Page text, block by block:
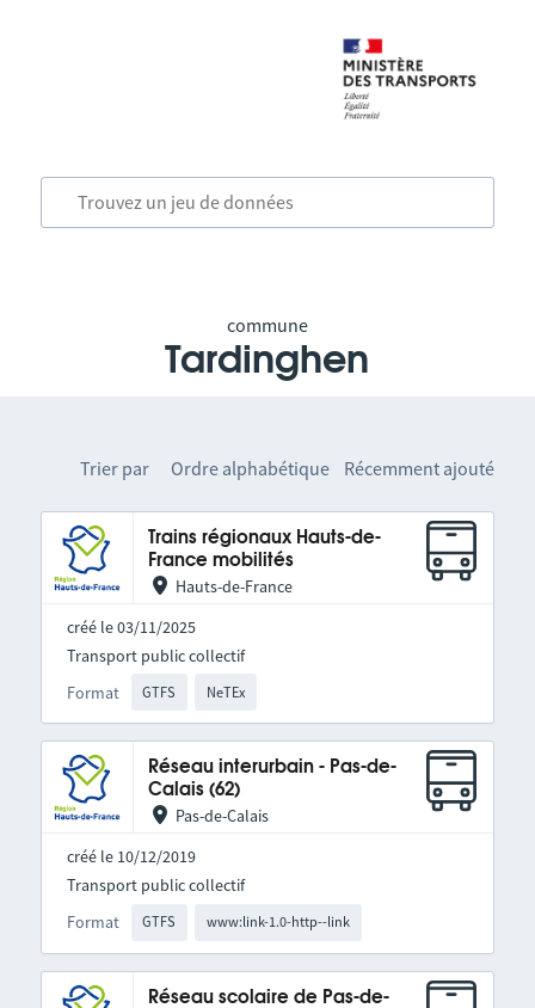
commune
Tardinghen
Trier par Ordre alphabétique Récemment ajouté
Trains régionaux Hauts-de-
France mobilités
Hauts-de-France
créé le 03/11/2025
Format GTFS NeTEx
Transport public collectif
Réseau interurbain - Pas-de-
Calais (62)
Pas-de-Calais
créé le 10/12/2019
Format GTFS www:link-1.0-http--link
Transport public collectif
Réseau scolaire de Pas-de-